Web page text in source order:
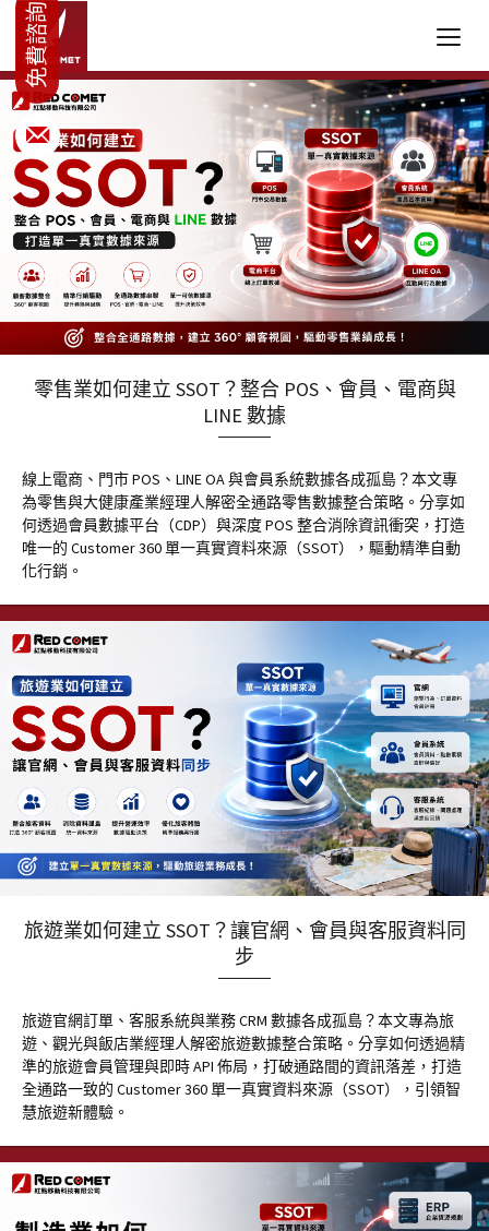
零售業如何建立 SSOT？整合 POS、會員、電商與
LINE 數據
線上電商、門市 POS、LINE OA 與會員系統數據各成孤島？本文專
為零售與大健康產業經理人解密全通路零售數據整合策略。分享如
何透過會員數據平台（CDP）與深度 POS 整合消除資訊衝突，打造
唯一的 Customer 360 單一真實資料來源（SSOT），驅動精準自動
化行銷。
旅遊業如何建立 SSOT？讓官網、會員與客服資料同
步
旅遊官網訂單、客服系統與業務 CRM 數據各成孤島？本文專為旅
遊、觀光與飯店業經理人解密旅遊數據整合策略。分享如何透過精
準的旅遊會員管理與即時 API 佈局，打破通路間的資訊落差，打造
全通路一致的 Customer 360 單一真實資料來源（SSOT），引領智
慧旅遊新體驗。